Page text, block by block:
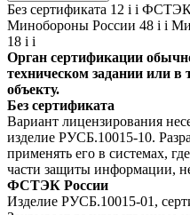
Без сертификата 12 i i ФСТЭК
Минобороны России 48 i i
18 i i
Орган сертификации
техническом задании или в
объекту.
Без сертификата
Вариант лицензирования
изделие РУСБ.10015-10.
применять его в системах,
части защиты информации,
ФСТЭК России
Изделие РУСБ.10015-01,